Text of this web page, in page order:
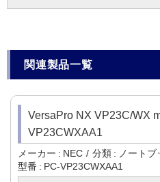
関連製品一覧
VersaPro NX VP23C/WX
VP23CWXAA1
メーカー NEC 分類
ノート
型番
PC-VP23CWXAA1